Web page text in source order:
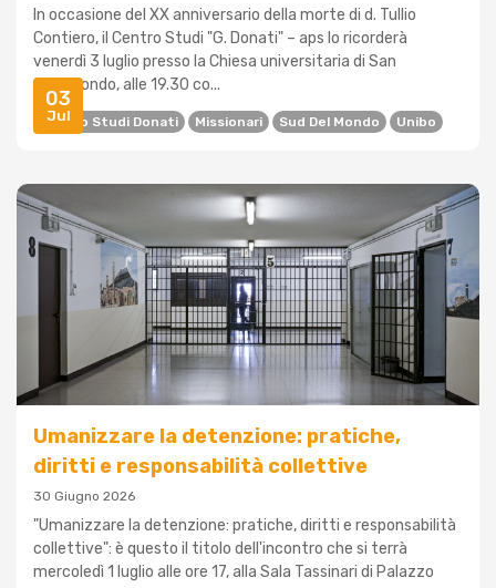
03
Jul
In occasione del XX anniversario della morte di d. Tullio
Contiero, il Centro Studi "G. Donati" – aps lo ricorderà
venerdì 3 luglio presso la Chiesa universitaria di San
Sigismondo, alle 19.30 co...
Centro Studi Donati Missionari Sud Del Mondo Unibo
Umanizzare la detenzione: pratiche,
diritti e responsabilità collettive
30 Giugno 2026
"Umanizzare la detenzione: pratiche, diritti e responsabilità
collettive": è questo il titolo dell'incontro che si terrà
mercoledì 1 luglio alle ore 17, alla Sala Tassinari di Palazzo